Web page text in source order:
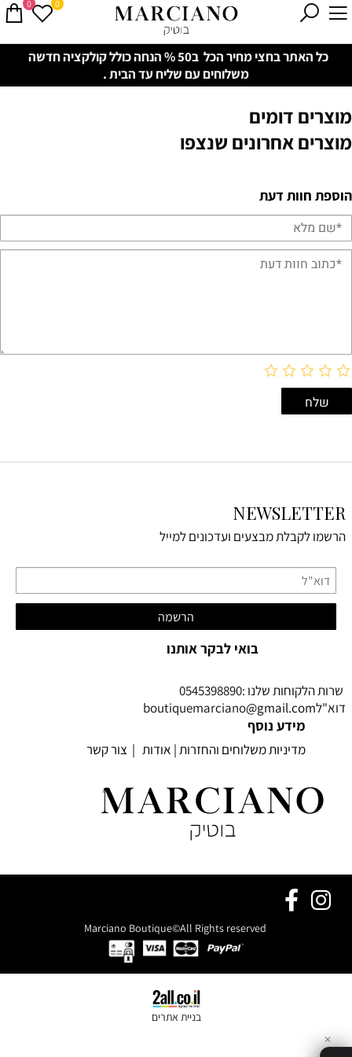
כל האתר בחצי מחיר הכל ב50 % הנחה כולל קולקציה חדשה
משלוחים עם שליח עד הבית .
0 0
מוצרים דומים
מוצרים אחרונים שנצפו
הוספת חוות דעת
NEWSLETTER
הרשמו לקבלת מבצעים ועדכונים למייל
בואי לבקר אותנו
שרות הלקוחות שלנו :0545398890
דוא"לboutiquemarciano@gmail.com
מידע נוסף
מדיניות משלוחים והחזרות| אודות | צור קשר
בניית אתרים
✕